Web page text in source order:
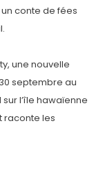
conte de fées
une nouvelle
septembre au
sur l’île hawaïenne
raconte les